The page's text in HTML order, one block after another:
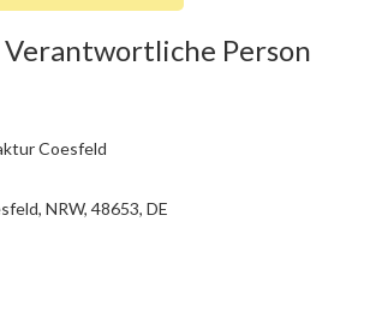
Person
Coesfeld
NRW, 48653, DE